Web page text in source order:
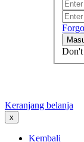
Don't
Keranjang belanja
x
Kembali